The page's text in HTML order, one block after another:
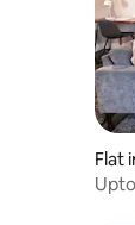
Flat